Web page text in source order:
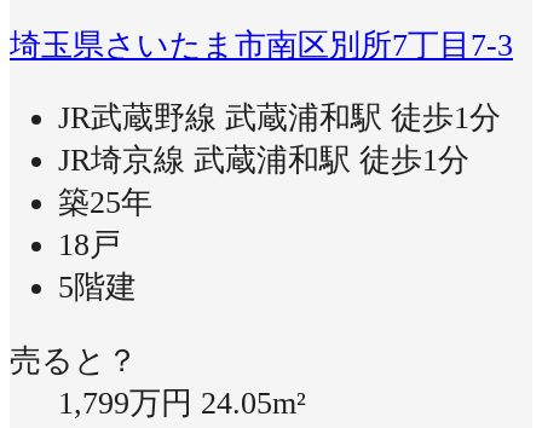
埼玉県さいたま市南区別所7丁目7-3
JR武蔵野線 武蔵浦和駅 徒歩1分
JR埼京線 武蔵浦和駅 徒歩1分
築25年
18戸
5階建
売ると？
1,799万円 24.05m²